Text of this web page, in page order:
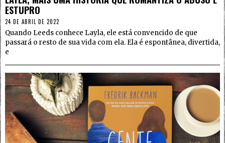
ESTUPRO
24 DE ABRIL DE 2022
Quando Leeds conhece Layla, ele está convencido de que
passará o resto de sua vida com ela. Ela é espontânea, divertida,
e